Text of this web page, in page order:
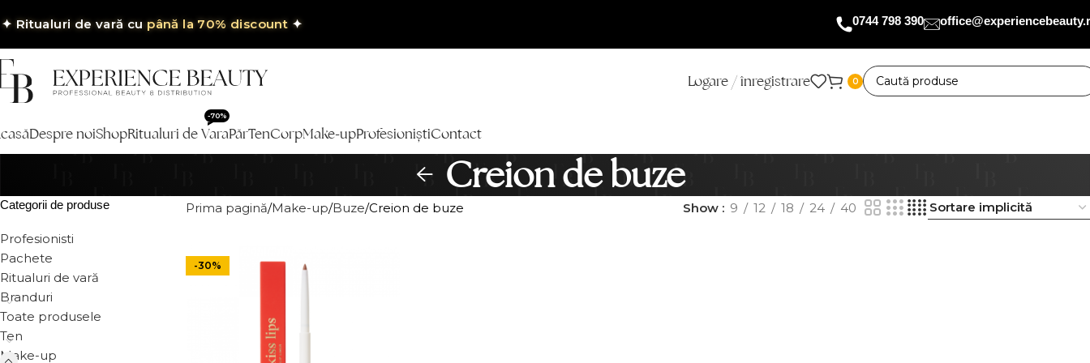
✦ Ritualuri de vară cupână la 70% discount ✦ 0744 798 390
Logare / înregistrare 0
Despre noiShopRitualuri de Vara
-70%
PărTenCorpMake-upProfesioniștiContact
Creion de buze
Categorii de produse
Profesionisti
Pachete
Ritualuri de vară
Branduri
Toate produsele
Ten
Make-up
Prima pagină Make-up Buze Creion de buze Show 9 12 18 24 40
-30%